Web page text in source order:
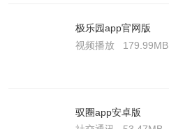
极乐园app官网版
视频播放
179.99MB
驭圈app安卓版